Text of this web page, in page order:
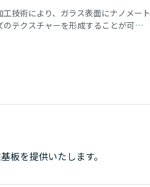
工技術により、ガラス表面にナノメート
のテクスチャーを形成することが可能
板を提供いたします。